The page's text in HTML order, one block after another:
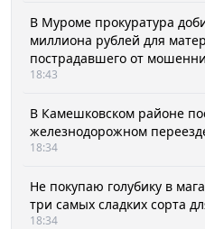
В Муроме прокуратура
миллиона рублей для
пострадавшего от
18:43
В Камешковском районе
железнодорожном
18:34
Не покупаю голубику в
три самых сладких сорта
18:34